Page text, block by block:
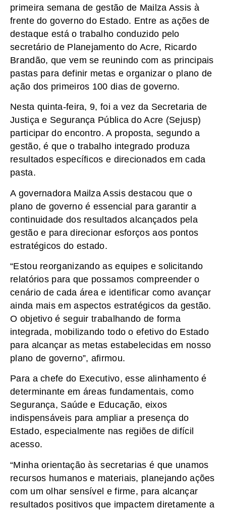
primeira semana de gestão de Mailza Assis à
frente do governo do Estado. Entre as ações de
destaque está o trabalho conduzido pelo
secretário de Planejamento do Acre, Ricardo
Brandão, que vem se reunindo com as principais
pastas para definir metas e organizar o plano de
ação dos primeiros 100 dias de governo.
Nesta quinta-feira, 9, foi a vez da Secretaria de
Justiça e Segurança Pública do Acre (Sejusp)
participar do encontro. A proposta, segundo a
gestão, é que o trabalho integrado produza
resultados específicos e direcionados em cada
pasta.
A governadora Mailza Assis destacou que o
plano de governo é essencial para garantir a
continuidade dos resultados alcançados pela
gestão e para direcionar esforços aos pontos
estratégicos do estado.
“Estou reorganizando as equipes e solicitando
relatórios para que possamos compreender o
cenário de cada área e identificar como avançar
ainda mais em aspectos estratégicos da gestão.
O objetivo é seguir trabalhando de forma
integrada, mobilizando todo o efetivo do Estado
para alcançar as metas estabelecidas em nosso
plano de governo”, afirmou.
Para a chefe do Executivo, esse alinhamento é
determinante em áreas fundamentais, como
Segurança, Saúde e Educação, eixos
indispensáveis para ampliar a presença do
Estado, especialmente nas regiões de difícil
acesso.
“Minha orientação às secretarias é que unamos
recursos humanos e materiais, planejando ações
com um olhar sensível e firme, para alcançar
resultados positivos que impactem diretamente a